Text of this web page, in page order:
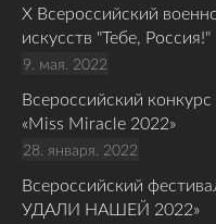
Х Всероссийский
искусств "Тебе, Россия!"
9. мая. 2022
Всероссийский
«Miss Miracle 2022»
28. января. 2022
Всероссийский
УДАЛИ НАШЕЙ 2022»